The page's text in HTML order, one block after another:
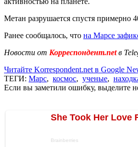
Метан разрушается спустя примерно
Ранее сообщалось, что на Марсе
Новости от Корреспондент.netв
Читайте Korrespondent.net в Google
ТЕГИ: Марс, космос, ученые,
Если вы заметили ошибку, выделите